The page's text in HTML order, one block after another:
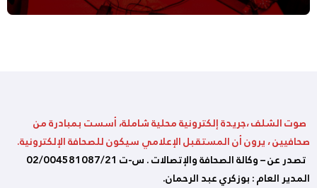
صوت الشلف ،جريدة إلكترونية محلية شاملة، أسست بمبادرة من
صحافيين ، يرون أن المستقبل الإعلامي سيكون للصحافة الإلكترونية.
تصدر عن – وكالة الصحافة والإتصالات . س-ت 02/004581087/21
المدير العام : بوزكري عبد الرحمان.